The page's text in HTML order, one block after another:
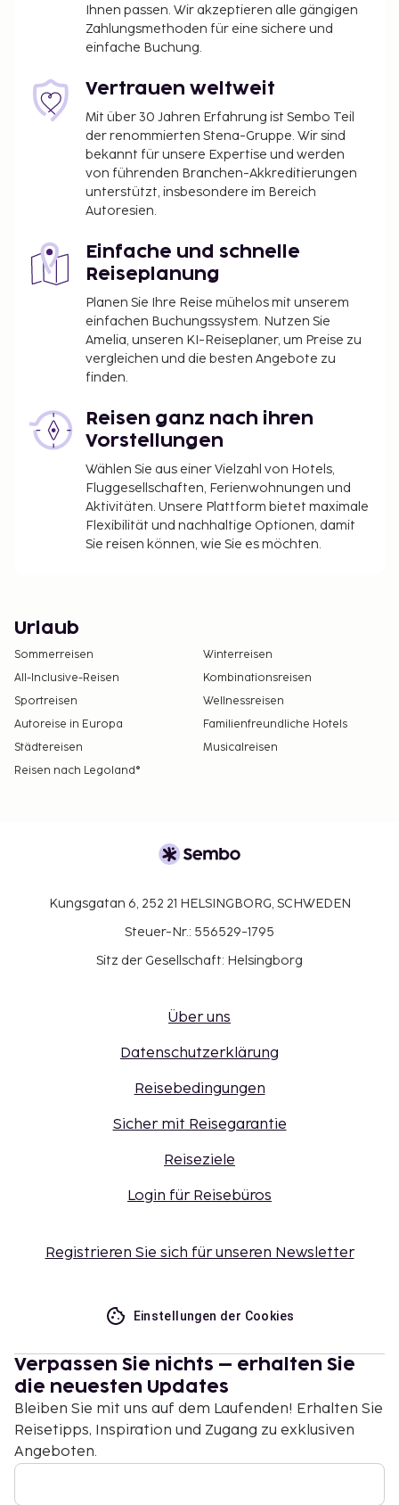
Ihnen passen. Wir akzeptieren alle gängigen
Zahlungsmethoden für eine sichere und
einfache Buchung.
Vertrauen weltweit
Mit über 30 Jahren Erfahrung ist Sembo Teil
der renommierten Stena-Gruppe. Wir sind
bekannt für unsere Expertise und werden
von führenden Branchen-Akkreditierungen
unterstützt, insbesondere im Bereich
Autoresien.
Einfache und schnelle
Reiseplanung
Planen Sie Ihre Reise mühelos mit unserem
einfachen Buchungssystem. Nutzen Sie
Amelia, unseren KI-Reiseplaner, um Preise zu
vergleichen und die besten Angebote zu
finden.
Reisen ganz nach ihren
Vorstellungen
Wählen Sie aus einer Vielzahl von Hotels,
Fluggesellschaften, Ferienwohnungen und
Aktivitäten. Unsere Plattform bietet maximale
Flexibilität und nachhaltige Optionen, damit
Sie reisen können, wie Sie es möchten.
Urlaub
Sommerreisen
Winterreisen
All-Inclusive-Reisen
Kombinationsreisen
Sportreisen
Wellnessreisen
Autoreise in Europa
Familienfreundliche Hotels
Städtereisen
Musicalreisen
Reisen nach Legoland®
Kungsgatan 6, 252 21 HELSINGBORG, SCHWEDEN
Steuer-Nr.: 556529-1795
Sitz der Gesellschaft: Helsingborg
Über uns
Datenschutzerklärung
Reisebedingungen
Sicher mit Reisegarantie
Reiseziele
Login für Reisebüros
Registrieren Sie sich für unseren Newsletter
Einstellungen der Cookies
Verpassen Sie nichts – erhalten Sie
die neuesten Updates
Bleiben Sie mit uns auf dem Laufenden! Erhalten Sie
Reisetipps, Inspiration und Zugang zu exklusiven
Angeboten.